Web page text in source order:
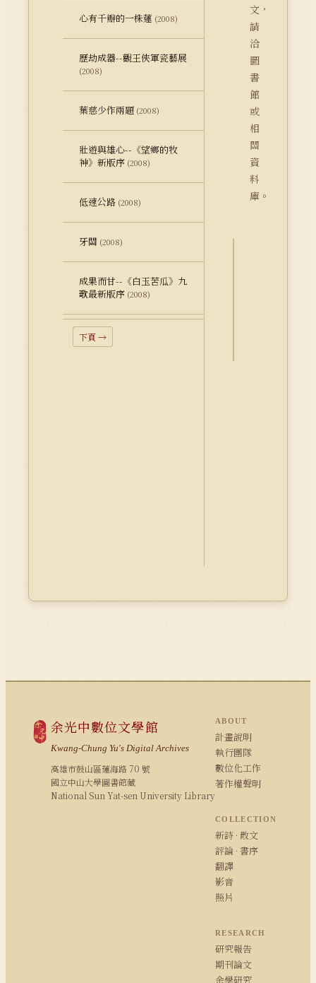
心有千瓣的一株蓮 (2008)
歷劫成器--觀王俠軍瓷藝展
(2008)
葉慈少作兩題 (2008)
壯遊與雄心--《望鄉的牧
神》新版序 (2008)
低速公路 (2008)
牙關 (2008)
成果而甘--《白玉苦瓜》九
歌最新版序 (2008)
下頁 →
文，
請
洽
圖
書
館
或
相
關
資
料
庫。
余光中數位文學館
Kwang-Chung Yu's Digital Archives
高雄市鼓山區蓮海路 70 號
國立中山大學圖書館藏
National Sun Yat-sen University Library
ABOUT
計畫說明
執行團隊
數位化工作
著作權聲明
COLLECTION
新詩 · 散文
評論 · 書序
翻譯
影音
照片
RESEARCH
研究報告
期刊論文
余學研究